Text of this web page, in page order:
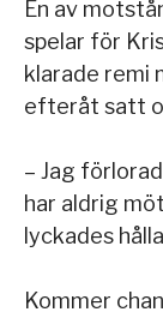
En av
spelar för
klarade remi
efteråt satt
– Jag
har aldrig
lyckades
Kommer